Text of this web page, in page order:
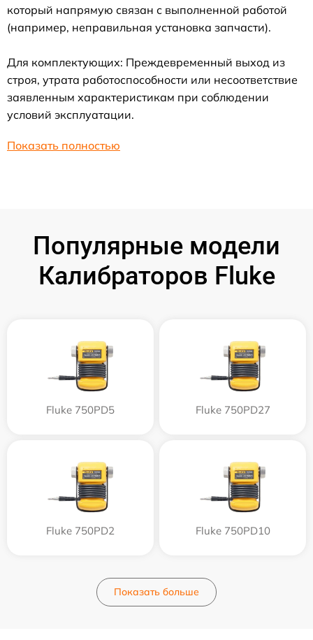
который напрямую связан с выполненной работой
(например, неправильная установка запчасти).
Для комплектующих: Преждевременный выход из
строя, утрата работоспособности или несоответствие
заявленным характеристикам при соблюдении
условий эксплуатации.
Показать полностью
Популярные модели
Калибраторов Fluke
Fluke 750PD5 Fluke 750PD27
Fluke 750PD2 Fluke 750PD10
Показать больше